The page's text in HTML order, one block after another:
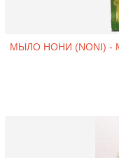
МЫЛО НОНИ (NONI) -